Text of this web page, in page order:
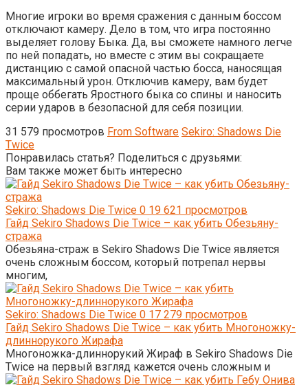
Многие игроки во время сражения с данным боссом
отключают камеру. Дело в том, что игра постоянно
выделяет голову Быка. Да, вы сможете намного легче
по ней попадать, но вместе с этим вы сокращаете
дистанцию с самой опасной частью босса, наносящая
максимальный урон. Отключив камеру, вам будет
проще оббегать Яростного быка со спины и наносить
серии ударов в безопасной для себя позиции.
31 579 просмотров From Software Sekiro: Shadows Die
Twice
Понравилась статья? Поделиться с друзьями:
Вам также может быть интересно
Sekiro: Shadows Die Twice 0 19 621 просмотров
Гайд Sekiro Shadows Die Twice – как убить Обезьяну-
стража
Обезьяна-страж в Sekiro Shadows Die Twice является
очень сложным боссом, который потрепал нервы
многим,
Sekiro: Shadows Die Twice 0 17 279 просмотров
Гайд Sekiro Shadows Die Twice – как убить Многоножку-
длиннорукого Жирафа
Многоножка-длиннорукий Жираф в Sekiro Shadows Die
Twice на первый взгляд кажется очень сложным и